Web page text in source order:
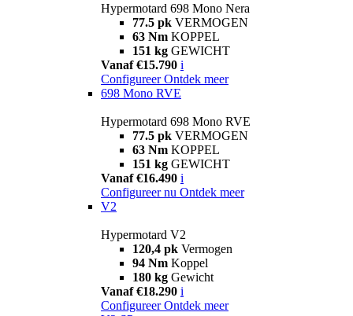
Hypermotard 698 Mono Nera
77.5 pk VERMOGEN
63 Nm KOPPEL
151 kg GEWICHT
Vanaf €15.790 i
Configureer Ontdek meer
698 Mono RVE
Hypermotard 698 Mono RVE
77.5 pk VERMOGEN
63 Nm KOPPEL
151 kg GEWICHT
Vanaf €16.490 i
Configureer nu Ontdek meer
V2
Hypermotard V2
120,4 pk Vermogen
94 Nm Koppel
180 kg Gewicht
Vanaf €18.290 i
Configureer Ontdek meer